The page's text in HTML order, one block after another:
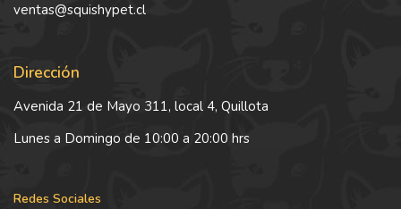
ventas@squishypet.cl
Dirección
Avenida 21 de Mayo 311, local 4, Quillota
Lunes a Domingo de 10:00 a 20:00 hrs
Redes Sociales